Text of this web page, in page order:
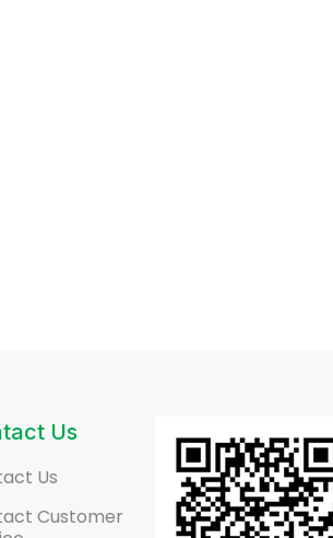
Us
Us
Customer